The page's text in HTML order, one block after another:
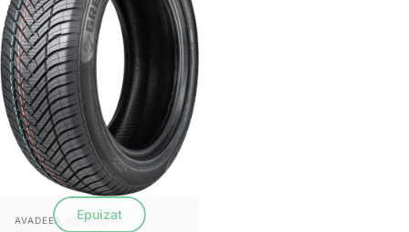
Epuizat
Furnizor:
AVADEEA ANVELOPE